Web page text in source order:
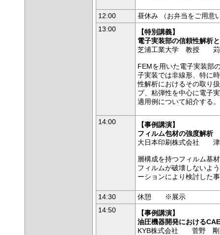
12:00
昼休み （お弁当をご用
13:00
【特別講義】
電子実装部の信頼性解析
芝浦工業大学 教授
FEMを用いた電子実装部
子実装では非線形、特に
性解析におけるその取り
プ、粘弾性を中心に電子
適用例について紹介する。
14:00
【事例講演】
フィルム包材の強度解析
大日本印刷株式会社
層構成を持つフィルム基
フィルムが破壊しないよ
ーションにより検討した
14:30
休憩 ※展示
14:50
【事例講演】
油圧機器開発における
KYB株式会社 菅野